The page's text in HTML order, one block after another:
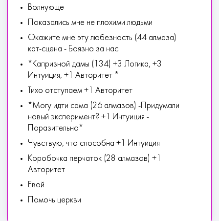
Волнующе
Показались мне не плохими людьми
Окажите мне эту любезность (44 алмаза)
кат-сцена - Боязно за нас
*Капризной дамы (134) +3 Логика, +3
Интуиция, +1 Авторитет *
Тихо отступаем +1 Авторитет
*Могу идти сама (26 алмазов) -Придумали
новый эксперимент? +1 Интуиция -
Поразительно*
Чувствую, что способна +1 Интуиция
Коробочка перчаток (28 алмазов) +1
Авторитет
Евой
Помочь церкви